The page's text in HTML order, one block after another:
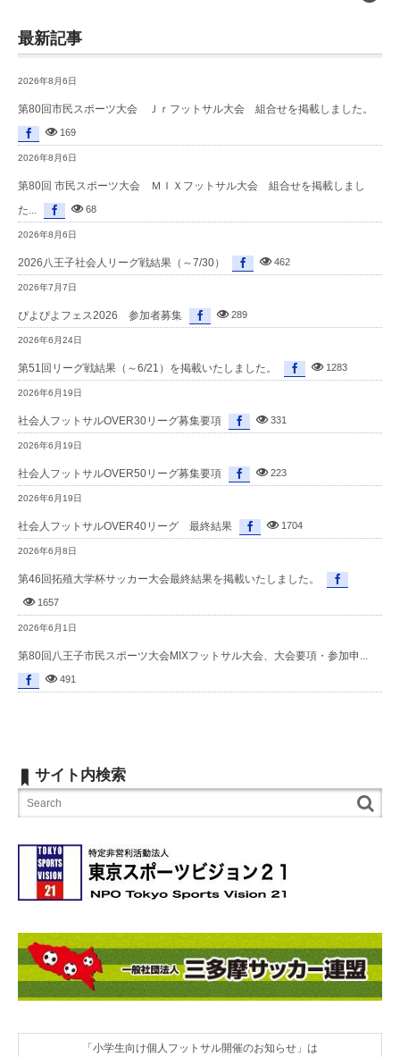
最新記事
2026年8月6日
第80回市民スポーツ大会 Ｊｒフットサル大会 組合せを掲載しました。
169
2026年8月6日
第80回 市民スポーツ大会 ＭＩＸフットサル大会 組合せを掲載しまし
た...
68
2026年8月6日
2026八王子社会人リーグ戦結果（～7/30） 462
2026年7月7日
ぴよぴよフェス2026 参加者募集 289
2026年6月24日
第51回リーグ戦結果（～6/21）を掲載いたしました。 1283
2026年6月19日
社会人フットサルOVER30リーグ募集要項 331
2026年6月19日
社会人フットサルOVER50リーグ募集要項 223
2026年6月19日
社会人フットサルOVER40リーグ 最終結果 1704
2026年6月8日
第46回拓殖大学杯サッカー大会最終結果を掲載いたしました。
1657
2026年6月1日
第80回八王子市民スポーツ大会MIXフットサル大会、大会要項・参加申...
491
サイト内検索
「小学生向け個人フットサル開催のお知らせ」は